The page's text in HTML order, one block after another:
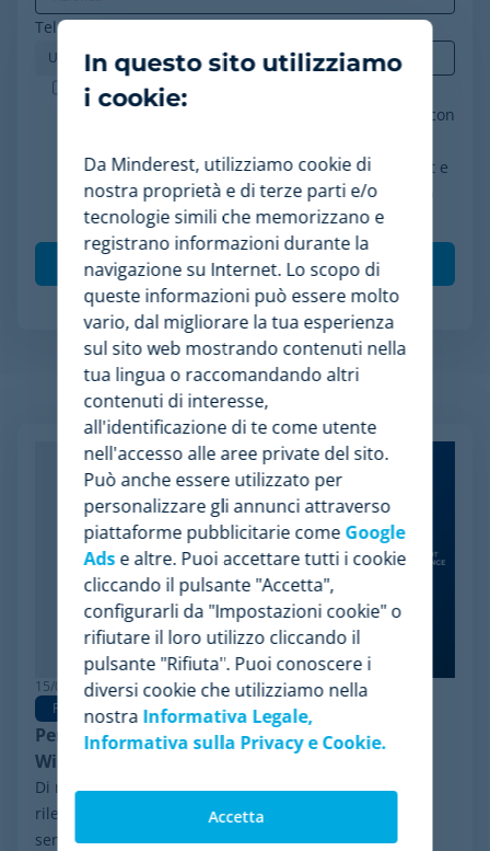
Telephone*
Minderest è un'azienda certificata ISO-27001.
Accetto il trattamento dei miei dati in conformità con
comunicazioni di marketing da parte di Minderest e
comprendo che le mie interazioni (aperture e clic)
saranno tracciate per personalizzare i contenuti.
Articoli Relazionati
15/06/2026
Pricing Software
Perché Minderest è la migliore alternativa a
Wiser per la pricing intelligence
Di recente, ha fatto notizia nel settore un evento
rilevante: il processo di riorganizzazione finanziaria ai
sensi del Chapter 11 avviato da Wiser Solutions negli
In questo sito utilizziamo
i cookie:
Da Minderest, utilizziamo cookie di
nostra proprietà e di terze parti e/o
tecnologie simili che memorizzano e
registrano informazioni durante la
navigazione su Internet. Lo scopo di
queste informazioni può essere molto
vario, dal migliorare la tua esperienza
sul sito web mostrando contenuti nella
tua lingua o raccomandando altri
contenuti di interesse,
all'identificazione di te come utente
nell'accesso alle aree private del sito.
Può anche essere utilizzato per
personalizzare gli annunci attraverso
piattaforme pubblicitarie come Google
Adse altre. Puoi accettare tutti i cookie
cliccando il pulsante "Accetta",
configurarli da "Impostazioni cookie" o
rifiutare il loro utilizzo cliccando il
pulsante "Rifiuta". Puoi conoscere i
diversi cookie che utilizziamo nella
nostra Informativa Legale,
Informativa sulla Privacy e Cookie.
Accetta